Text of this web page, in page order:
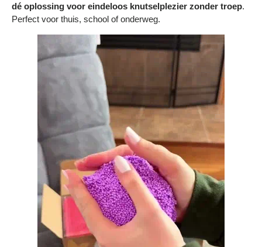
Privacy policy
Alle categorieën
Bestelling volgen
Veelgestelde vragen
Servicevoorwaarden
Betaalmogelijkheden
Bestelling herroepen
Ruilen en retourneren
Bestellingen & levering
dé oplossing voor eindeloos knutselplezier zonder troep.
Perfect voor thuis, school of onderweg.